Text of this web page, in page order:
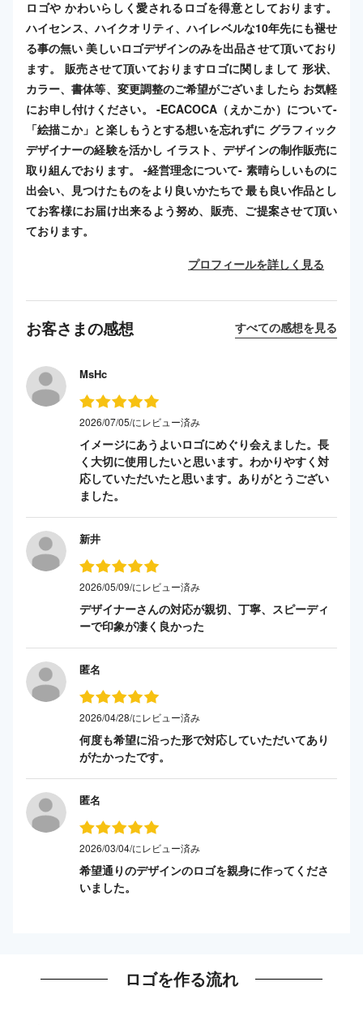
ロゴや かわいらしく愛されるロゴを得意としております。
ハイセンス、ハイクオリティ、ハイレベルな10年先にも褪せ
る事の無い 美しいロゴデザインのみを出品させて頂いており
ます。 販売させて頂いておりますロゴに関しまして 形状、
カラー、書体等、変更調整のご希望がございましたら お気軽
にお申し付けください。 -ECACOCA（えかこか）について-
「絵描こか」と楽しもうとする想いを忘れずに グラフィック
デザイナーの経験を活かし イラスト、デザインの制作販売に
取り組んでおります。 -経営理念について- 素晴らしいものに
出会い、見つけたものをより良いかたちで 最も良い作品とし
てお客様にお届け出来るよう努め、販売、ご提案させて頂い
ております。
プロフィールを詳しく見る
お客さまの感想 すべての感想を見る
MsHc
2026/07/05/にレビュー済み
イメージにあうよいロゴにめぐり会えました。長
く大切に使用したいと思います。わかりやすく対
応していただいたと思います。ありがとうござい
ました。
新井
2026/05/09/にレビュー済み
デザイナーさんの対応が親切、丁寧、スピーディ
ーで印象が凄く良かった
匿名
2026/04/28/にレビュー済み
何度も希望に沿った形で対応していただいてあり
がたかったです。
匿名
2026/03/04/にレビュー済み
希望通りのデザインのロゴを親身に作ってくださ
いました。
ロゴを作る流れ